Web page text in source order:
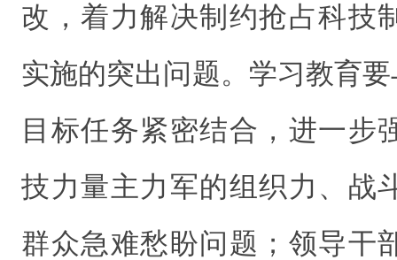
改，着力解决制约抢占科技
实施的突出问题。学习教育
目标任务紧密结合，进一步
技力量主力军的组织力、战
群众急难愁盼问题；领导干